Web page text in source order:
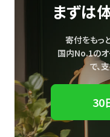
まずは
寄付をもっ
国内No.1のオ
で、支
30